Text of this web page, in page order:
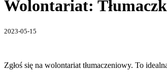
Wolontariat:
2023-05-15
Zgłoś się na wolontariat tłumaczeniowy. To